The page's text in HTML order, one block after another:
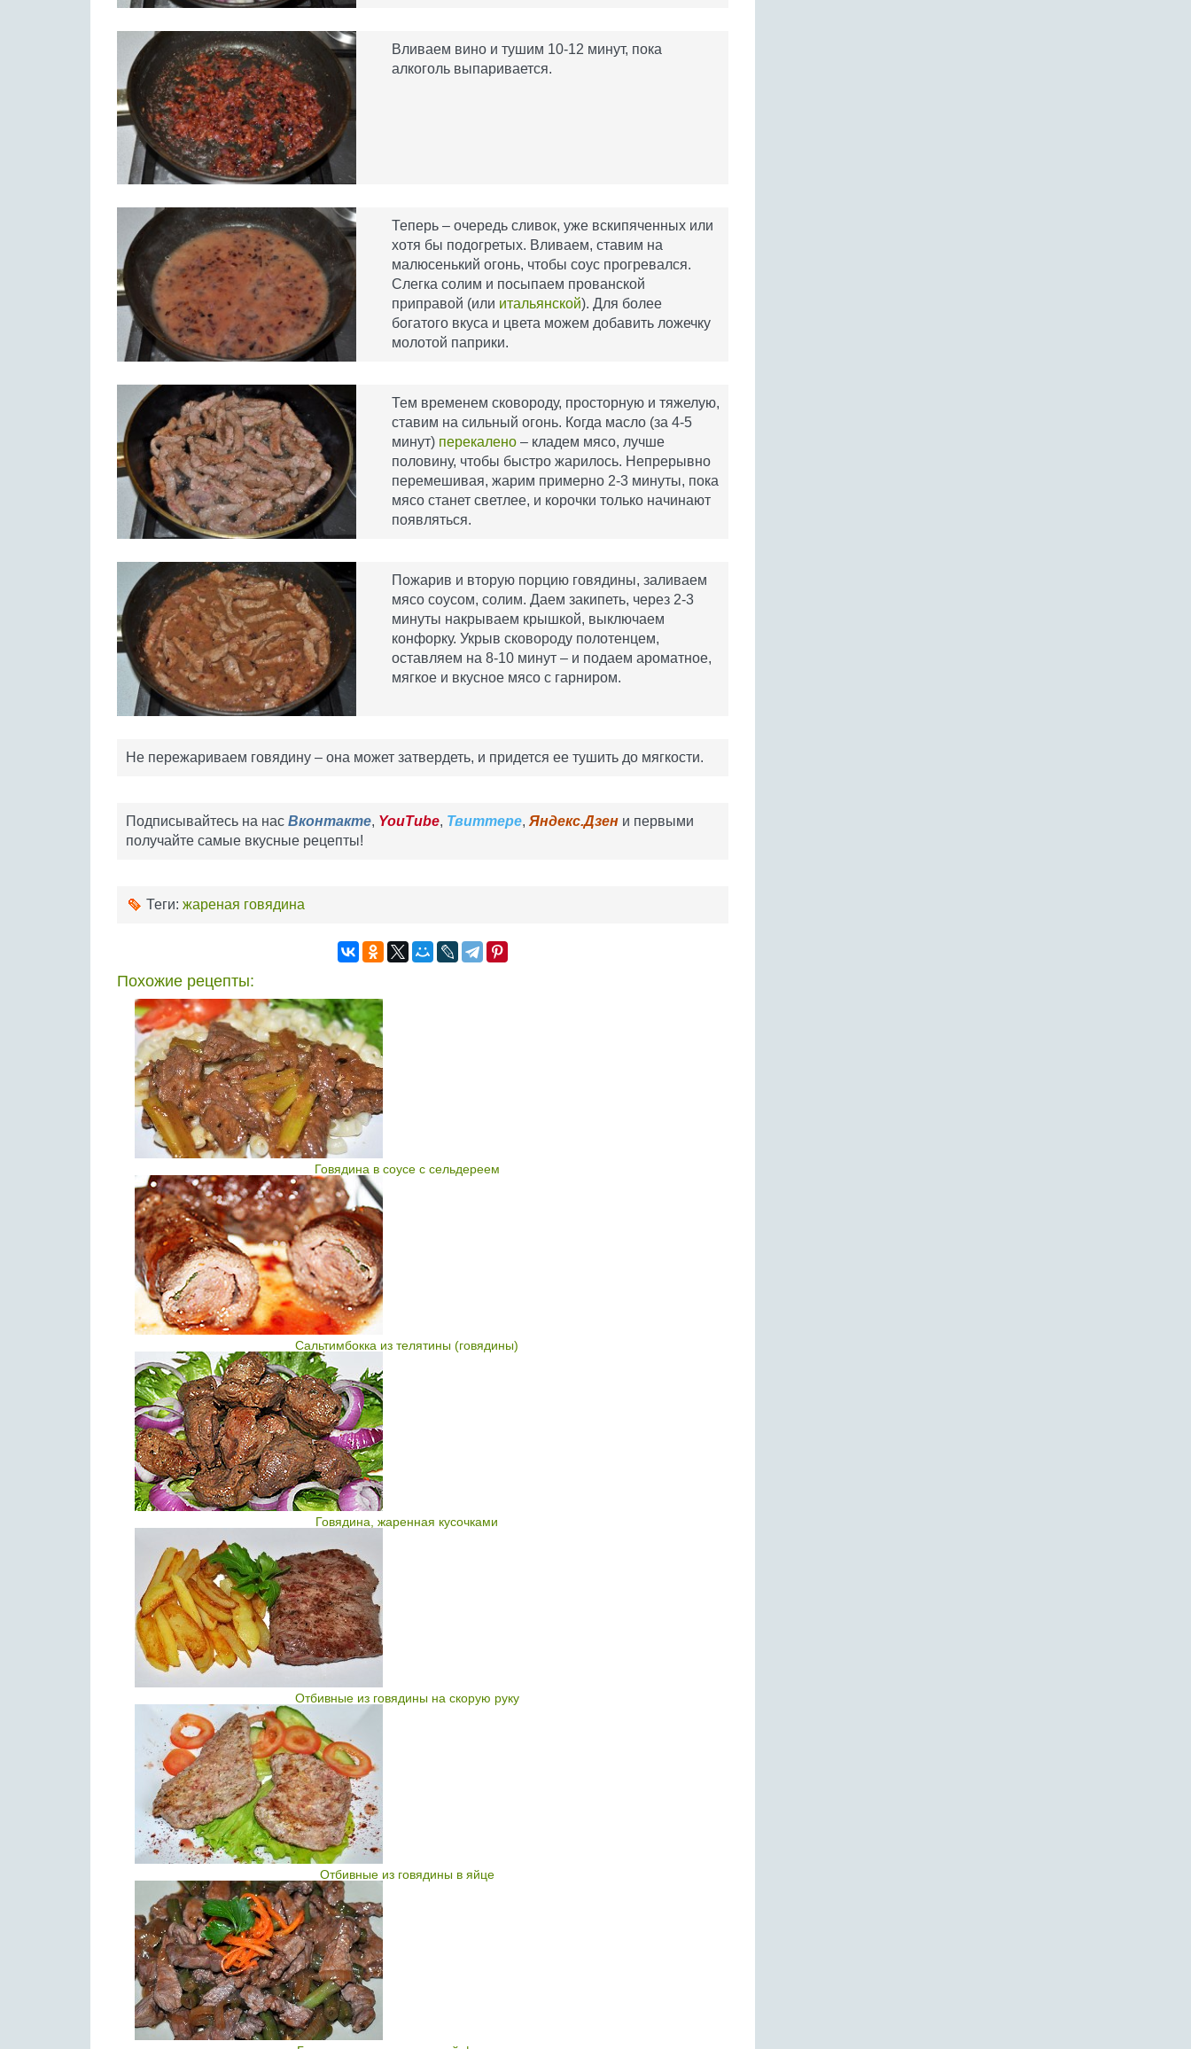
Вливаем вино и тушим 10-12 минут, пока
алкоголь выпаривается.
Теперь – очередь сливок, уже вскипяченных или
хотя бы подогретых. Вливаем, ставим на
малюсенький огонь, чтобы соус прогревался.
Слегка солим и посыпаем прованской
приправой (или итальянской). Для более
богатого вкуса и цвета можем добавить ложечку
молотой паприки.
Тем временем сковороду, просторную и тяжелую,
ставим на сильный огонь. Когда масло (за 4-5
минут) перекалено – кладем мясо, лучше
половину, чтобы быстро жарилось. Непрерывно
перемешивая, жарим примерно 2-3 минуты, пока
мясо станет светлее, и корочки только начинают
появляться.
Пожарив и вторую порцию говядины, заливаем
мясо соусом, солим. Даем закипеть, через 2-3
минуты накрываем крышкой, выключаем
конфорку. Укрыв сковороду полотенцем,
оставляем на 8-10 минут – и подаем ароматное,
мягкое и вкусное мясо с гарниром.
Не пережариваем говядину – она может затвердеть, и придется ее тушить до мягкости.
Подписывайтесь на нас Вконтакте, YouTube, Твиттере, Яндекс.Дзен и первыми
получайте самые вкусные рецепты!
Теги: жареная говядина
Похожие рецепты:
Говядина в соусе с сельдереем
Сальтимбокка из телятины (говядины)
Говядина, жаренная кусочками
Отбивные из говядины на скорую руку
Отбивные из говядины в яйце